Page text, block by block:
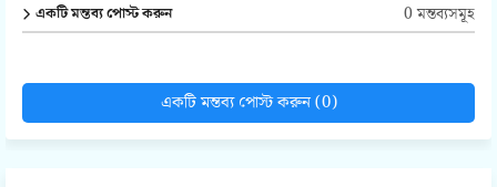
একটি মন্তব্য পোস্ট করুন 0 মন্তব্যসমূহ
একটি মন্তব্য পোস্ট করুন (0)